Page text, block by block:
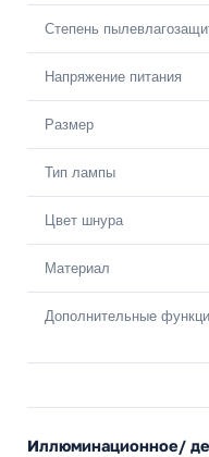
Степень
Напряжение питания
Размер
Тип лампы
Цвет шнура
Материал
Дополнительные
Иллюминационное/